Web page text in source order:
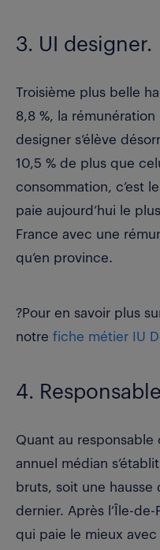
3. UI designer.
Troisième plus belle
8,8 %, la
designer s’élève
10,5 % de plus que
consommation, c’est
paie aujourd’hui le
France avec une
qu’en province.
?Pour en savoir plus
notre fiche métier IU
4.
Quant au responsable
annuel médian
bruts, soit une hausse
dernier. Après l’Île-
qui paie le mieux avec